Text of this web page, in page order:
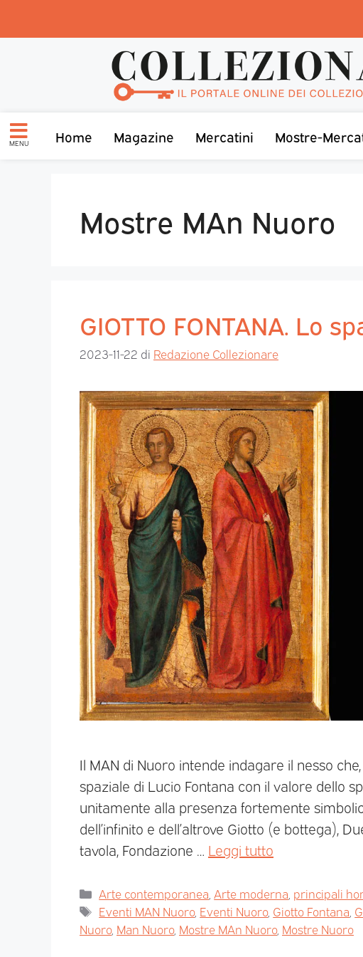
MENU Home Magazine Mercatini Mostre-
Mostre MAn Nuoro
GIOTTO FONTANA. Lo
2023-11-22 di Redazione Collezionare
Il MAN di Nuoro intende indagare il nesso
spaziale di Lucio Fontana con il valore dello
unitamente alla presenza fortemente
dell’infinito e dell’altrove Giotto (e bottega),
tavola, Fondazione … Leggi tutto
Arte contemporanea ,Arte moderna principali
Eventi MAN Nuoro, Eventi Nuoro, Giotto Fontana
Nuoro, Man Nuoro, Mostre MAn Nuoro, Mostre Nuoro